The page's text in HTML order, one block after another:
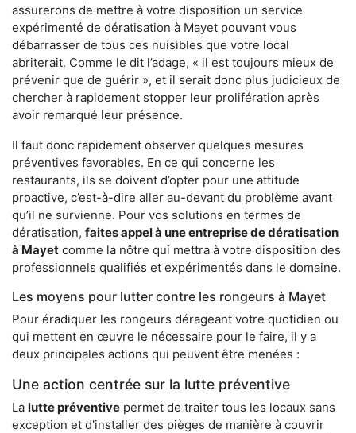
assurerons de mettre à votre disposition un service
expérimenté de dératisation à Mayet pouvant vous
débarrasser de tous ces nuisibles que votre local
abriterait. Comme le dit l’adage, « il est toujours mieux de
prévenir que de guérir », et il serait donc plus judicieux de
chercher à rapidement stopper leur prolifération après
avoir remarqué leur présence.
Il faut donc rapidement observer quelques mesures
préventives favorables. En ce qui concerne les
restaurants, ils se doivent d’opter pour une attitude
proactive, c’est-à-dire aller au-devant du problème avant
qu’il ne survienne. Pour vos solutions en termes de
dératisation, faites appel à une entreprise de dératisation
à Mayet comme la nôtre qui mettra à votre disposition des
professionnels qualifiés et expérimentés dans le domaine.
Les moyens pour lutter contre les rongeurs à Mayet
Pour éradiquer les rongeurs dérageant votre quotidien ou
qui mettent en œuvre le nécessaire pour le faire, il y a
deux principales actions qui peuvent être menées :
Une action centrée sur la lutte préventive
La lutte préventive permet de traiter tous les locaux sans
exception et d'installer des pièges de manière à couvrir